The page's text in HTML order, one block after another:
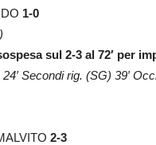
1-0
sul 2-3 al 72′ per
Secondi rig. (SG) 39′
2-3